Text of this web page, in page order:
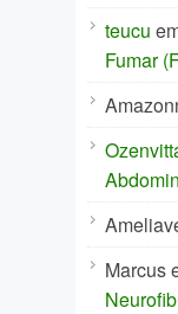
teucu
Fumar
Marcus